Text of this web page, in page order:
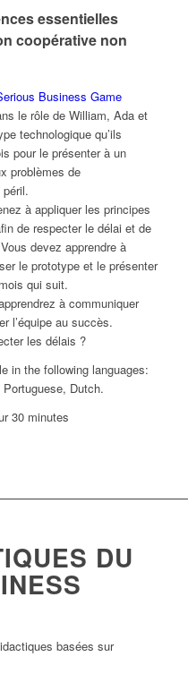
essentielles
coopérative non
Business Game
le rôle de William, Ada et
technologique qu’ils
pour le présenter à un
problèmes de
à appliquer les principes
de respecter le délai et de
devez apprendre à
le prototype et le présenter
qui suit.
à communiquer
l’équipe au succès.
les délais ?
in the following languages:
Dutch.
30 minutes
DU
basées sur